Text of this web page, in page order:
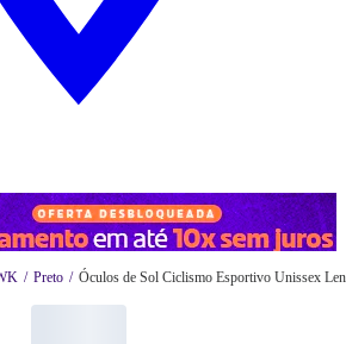
Preto Óculos de Sol Ciclismo Esportivo Unissex